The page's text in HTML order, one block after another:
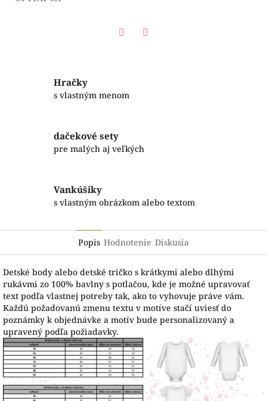
Hračky
s vlastným menom
dačekové sety
pre malých aj veľkých
Vankúšiky
s vlastným obrázkom alebo textom
Popis Hodnotenie Diskusia
Detské body alebo detské tričko s krátkymi alebo dlhými
rukávmi zo 100% bavlny s potlačou, kde je možné upravovať
text podľa vlastnej potreby tak, ako to vyhovuje práve vám.
Každú požadovanú zmenu textu v motíve stačí uviesť do
poznámky k objednávke a motív bude personalizovaný a
upravený podľa požiadavky.